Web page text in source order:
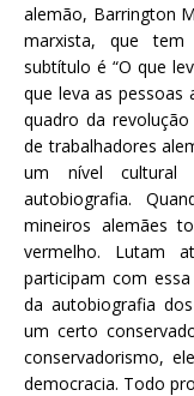
alemão, Barrington
marxista, que
subtítulo é “O que
que leva as pessoas
quadro da
de trabalhadores
um nível
autobiografia.
mineiros alemães
vermelho. Lutam
participam com
da autobiografia
um certo
conservadorismo,
democracia. Todo